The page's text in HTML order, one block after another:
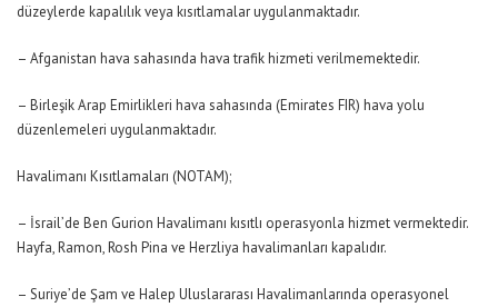
düzeylerde kapalılık veya kısıtlamalar uygulanmaktadır.
– Afganistan hava sahasında hava trafik hizmeti verilmemektedir.
– Birleşik Arap Emirlikleri hava sahasında (Emirates FIR) hava yolu
düzenlemeleri uygulanmaktadır.
Havalimanı Kısıtlamaları (NOTAM);
– İsrail’de Ben Gurion Havalimanı kısıtlı operasyonla hizmet vermektedir.
Hayfa, Ramon, Rosh Pina ve Herzliya havalimanları kapalıdır.
– Suriye’de Şam ve Halep Uluslararası Havalimanlarında operasyonel